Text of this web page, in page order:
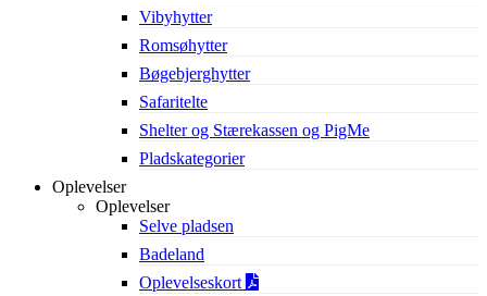
Vibyhytter
Romsøhytter
Bøgebjerghytter
Safaritelte
Shelter og Stærekassen og PigMe
Pladskategorier
Oplevelser
Oplevelser
Selve pladsen
Badeland
Oplevelseskort